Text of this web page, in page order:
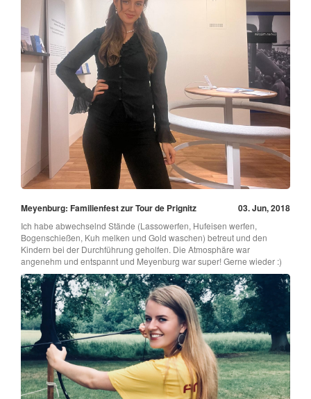
Meyenburg: Familienfest zur Tour de Prignitz 03. Jun, 2018
Ich habe abwechselnd Stände (Lassowerfen, Hufeisen werfen,
Bogenschießen, Kuh melken und Gold waschen) betreut und den
Kindern bei der Durchführung geholfen. Die Atmosphäre war
angenehm und entspannt und Meyenburg war super! Gerne wieder :)